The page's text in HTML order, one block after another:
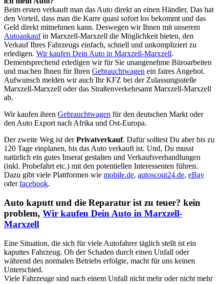
Beim ersten verkauft man das Auto direkt an einen Händler. Das hat
den Vorteil, dass man die Karre quasi sofort los bekommt und das
Geld direkt mitnehmen kann. Deswegen wir Ihnen mit unserem
Autoankaufin Marxzell-Marxzell die Möglichkeit bieten, den
Verkauf Ihres Fahrzeugs einfach, schnell und unkompliziert zu
erledigen. Wir kaufen Dein Auto in Marxzell-Marxzell.
Dementsprechend erledigen wir für Sie unangenehme Büroarbeiten
und machen Ihnen für Ihren Gebrauchtwagen ein faires Angebot.
Aufwunsch melden wir auch Ihr KFZ bei der Zulassungsstelle
Marxzell-Marxzell oder das Straßenverkehrsamt Marxzell-Marxzell
ab.
Wir kaufen ihren Gebrauchtwagen für den deutschen Markt oder
den Auto Export nach Afrika und Ost-Europa.
Der zweite Weg ist derPrivatverkauf. Dafür solltest Du aber bis zu
120 Tage einplanen, bis das Auto verkauft ist. Und, Du musst
natürlich ein gutes Inserat gestalten und Verkaufsverhandlungen
(inkl. Probefahrt etc.) mit den potentiellen Interessenten führen.
Dazu gibt viele Plattformen wie mobile.de, autoscout24.de, eBay
oderfacebook.
Auto kaputt und die Reparatur ist zu teuer? kein
problem, Wir kaufen Dein Auto in Marxzell-
Marxzell
Eine Situation, die sich für viele Autofahrer täglich stellt ist ein
kaputtes Fahrzeug. Ob der Schaden durch einen Unfall oder
während des normalen Betriebs erfolgte, macht für uns keinen
Unterschied.
Viele Fahrzeuge sind nach einem Unfall nicht mehr oder nicht mehr